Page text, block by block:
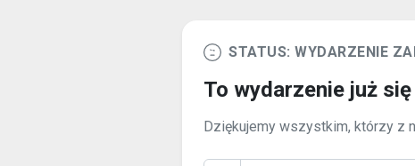
STATUS: WYDARZENIE
To wydarzenie już się
Dziękujemy wszystkim, którzy z